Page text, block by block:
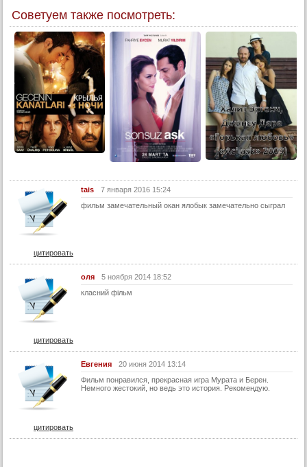
Советуем также посмотреть:
tais
7 января 2016 15:24
фильм замечательный окан ялобык замечательно сыграл
цитировать
оля
5 ноября 2014 18:52
класний фільм
цитировать
Евгения
20 июня 2014 13:14
Фильм понравился, прекрасная игра Мурата и Берен.
Немного жестокий, но ведь это история. Рекомендую.
цитировать